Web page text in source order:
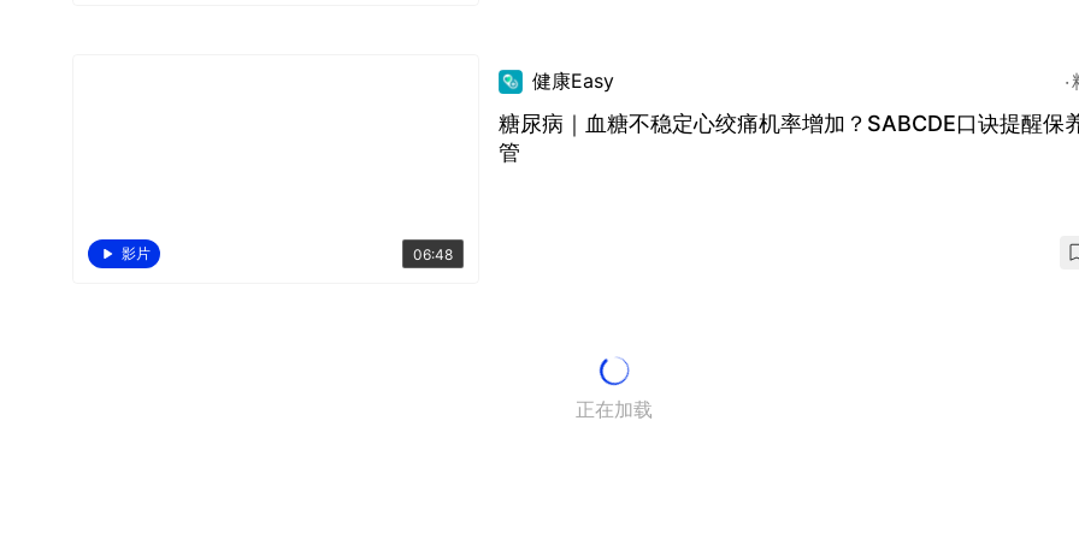
影片 06:48
健康Easy
糖尿病｜血糖不稳定心绞痛机率增加？SABCDE口诀提醒保
管
正在加载